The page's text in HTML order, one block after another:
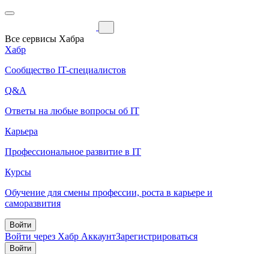
Все сервисы Хабра
Хабр
Сообщество IT-специалистов
Q&A
Ответы на любые вопросы об IT
Карьера
Профессиональное развитие в IT
Курсы
Обучение для смены профессии, роста в карьере и
саморазвития
Войти
Войти через Хабр АккаунтЗарегистрироваться
Войти